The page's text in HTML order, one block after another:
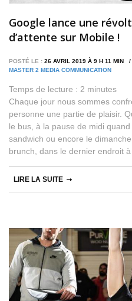
Google lance une
d’attente sur Mobile !
POSTÉ LE : 26 AVRIL 2019 À 9 H 11 MIN
MASTER 2 MEDIA COMMUNICATION
Temps de lecture : 2 minutes
Chaque jour nous sommes
personne une partie de plaisir.
le bus, à la pause de midi
sandwich ou encore le
brunch, dans le dernier endroit
LIRE LA SUITE